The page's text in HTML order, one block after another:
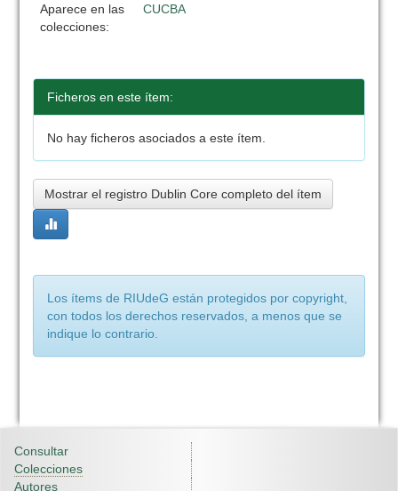
Aparece en las
colecciones:
CUCBA
Ficheros en este ítem:
No hay ficheros asociados a este ítem.
Mostrar el registro Dublin Core completo del ítem
Los ítems de RIUdeG están protegidos por copyright,
con todos los derechos reservados, a menos que se
indique lo contrario.
Consultar
Colecciones
Autores